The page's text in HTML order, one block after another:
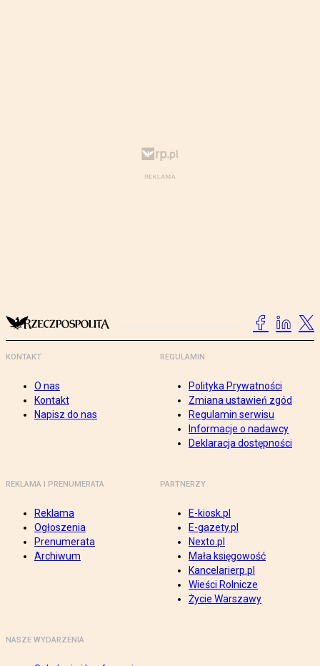
KONTAKT
O nas
Kontakt
Napisz do nas
REGULAMIN
Polityka Prywatności
Zmiana ustawień zgód
Regulamin serwisu
Informacje o nadawcy
Deklaracja dostępności
REKLAMA I PRENUMERATA
Reklama
Ogłoszenia
Prenumerata
Archiwum
PARTNERZY
E-kiosk.pl
E-gazety.pl
Nexto.pl
Mała księgowość
Kancelarierp.pl
Wieści Rolnicze
Życie Warszawy
NASZE WYDARZENIA